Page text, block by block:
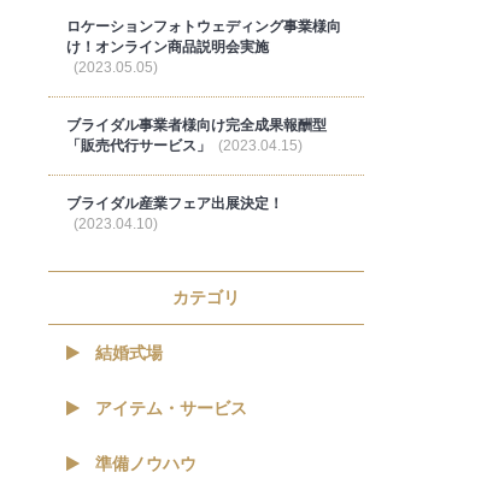
ロケーションフォトウェディング事業様向
け！オンライン商品説明会実施
(2023.05.05)
ブライダル事業者様向け完全成果報酬型
「販売代行サービス」
(2023.04.15)
ブライダル産業フェア出展決定！
(2023.04.10)
カテゴリ
結婚式場
アイテム・サービス
準備ノウハウ